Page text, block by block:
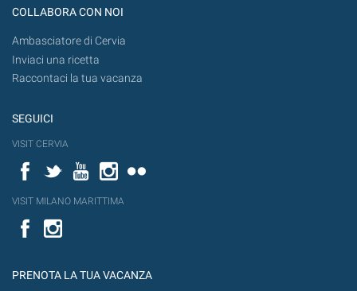
COLLABORA CON NOI
Ambasciatore di Cervia
Inviaci una ricetta
Raccontaci la tua vacanza
SEGUICI
VISIT CERVIA
FacebookTwitterYouTubeInstagram
VISIT MILANO MARITTIMA
Facebook
PRENOTA LA TUA VACANZA